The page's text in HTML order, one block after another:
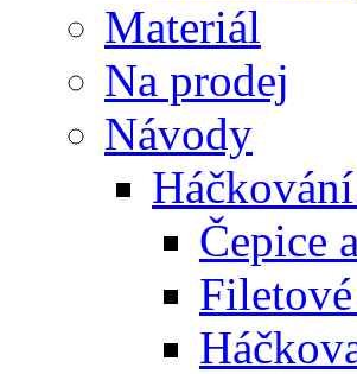
Materiál
Na prodej
Návody
Čepice